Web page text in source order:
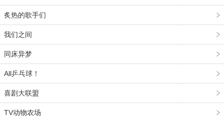
炙热的歌手们
我们之间
同床异梦
All乒乓球！
喜剧大联盟
TV动物农场